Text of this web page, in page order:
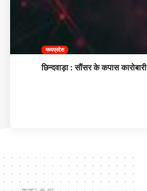
मध्यप्रदेश
छिन्दवाड़ा : सौंसर के कपास